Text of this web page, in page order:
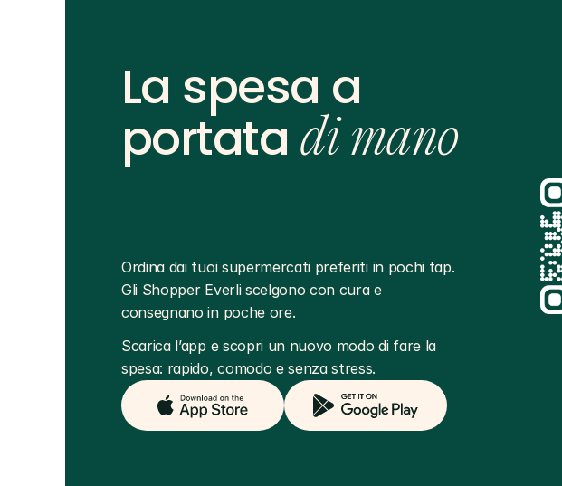
La spesa a
portata di mano
Ordina dai tuoi supermercati preferiti in pochi tap.
Gli Shopper Everli scelgono con cura e
consegnano in poche ore.
Scarica l’app e scopri un nuovo modo di fare la
spesa: rapido, comodo e senza stress.